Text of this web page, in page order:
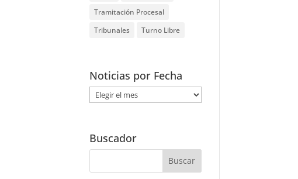
Tramitación Procesal
Tribunales
Turno Libre
Noticias por Fecha
Noticias
por
Buscador